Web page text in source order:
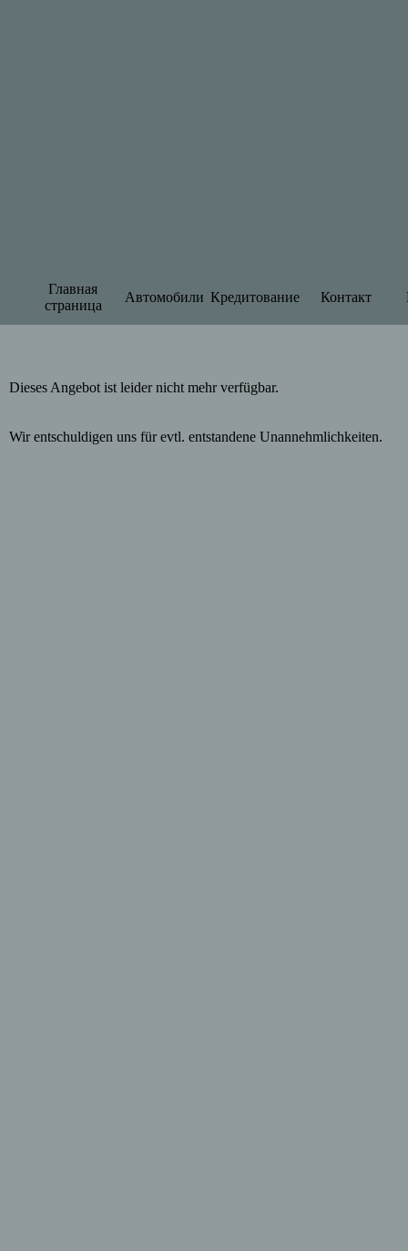
Главная
страница
Автомобили Кредитование Контакт
Dieses Angebot ist leider nicht mehr verfügbar.
Wir entschuldigen uns für evtl. entstandene Unannehmlichkeiten.